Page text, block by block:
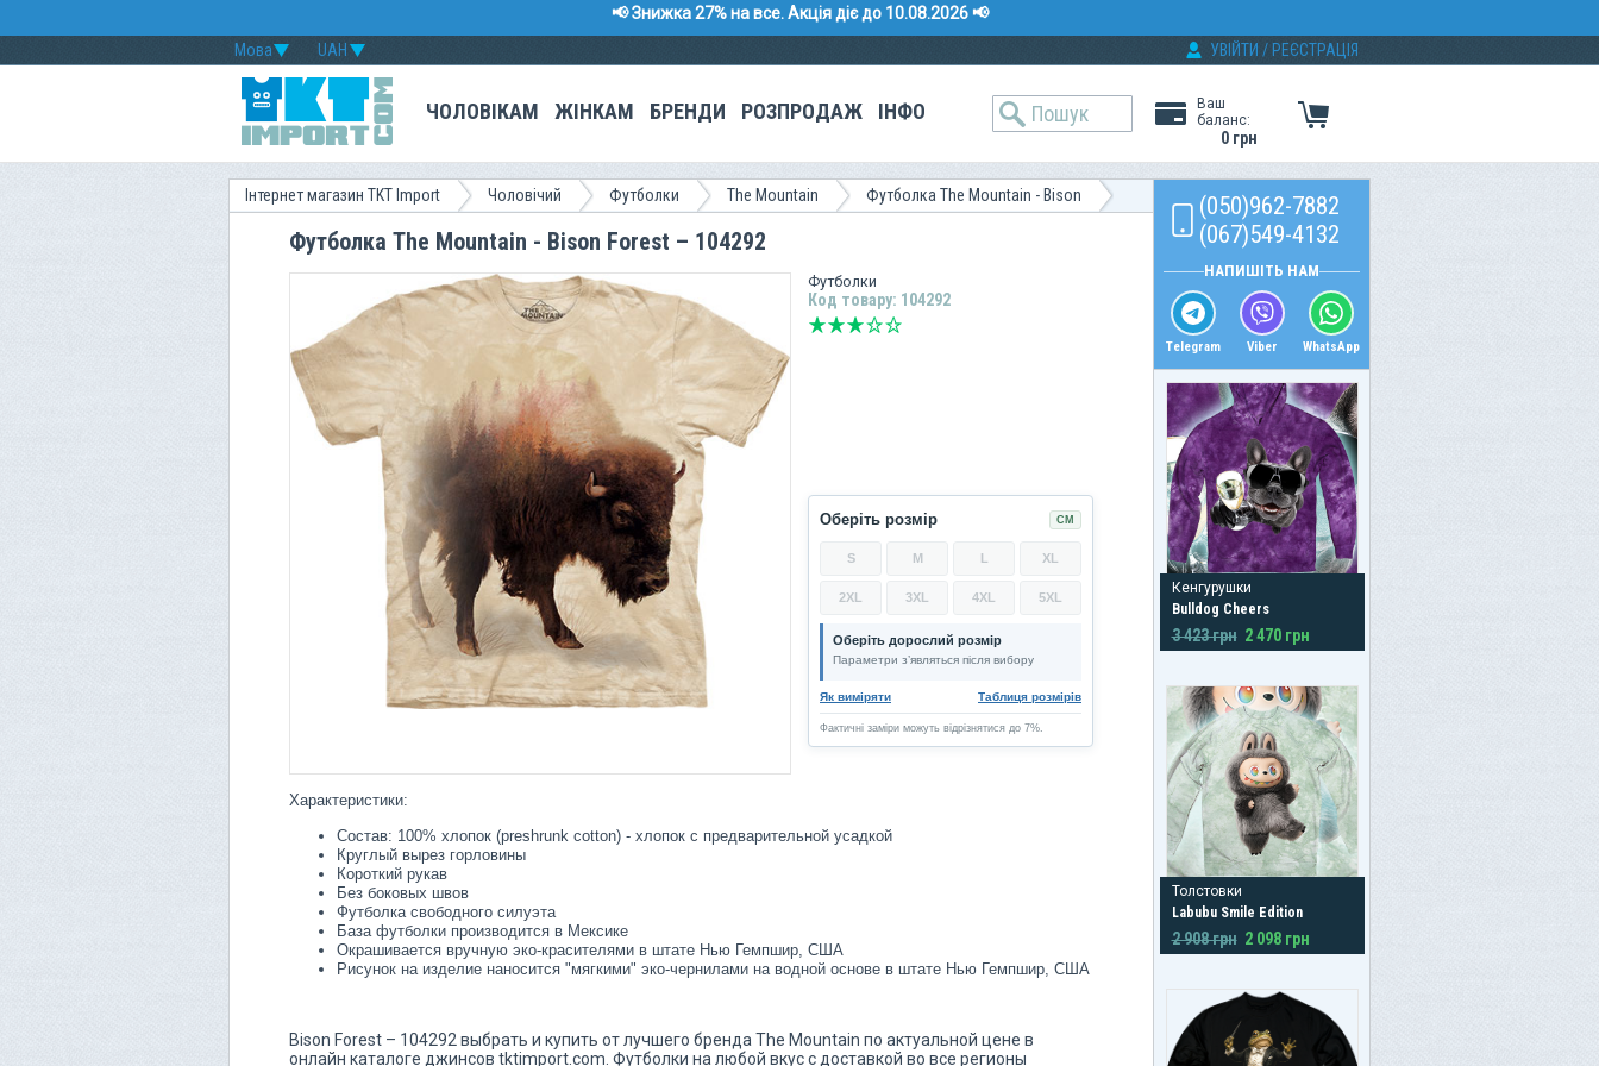
📢 Знижка 27% на все. Акція діє до 10.08.2026 📢
UAH
Мова УВІЙТИ / РЕЄСТРАЦІЯ
Ваш
баланс:
0 грн
ЧОЛОВІКАМ ЖІНКАМ БРЕНДИ РОЗПРОДАЖ ІНФО
Інтернет магазин TKT Import Чоловічий Футболки The Mountain Футболка The Mountain - Bison
Футболка The Mountain - Bison Forest – 104292
Футболки
Код товару: 104292
Оберіть розмір СМ
S M L XL
2XL 3XL 4XL 5XL
Оберіть дорослий розмір
Параметри з’являться після вибору
Як виміряти Таблиця розмірів
Фактичні заміри можуть відрізнятися до 7%.
Характеристики:
Состав: 100% хлопок (preshrunk cotton) - хлопок с предварительной усадкой
Круглый вырез горловины
Короткий рукав
Без боковых швов
Футболка свободного силуэта
База футболки производится в Мексике
Окрашивается вручную эко-красителями в штате Нью Гемпшир, США
Рисунок на изделие наносится "мягкими" эко-чернилами на водной основе в штате Нью Гемпшир, США
Bison Forest – 104292 выбрать и купить от лучшего бренда The Mountain по актуальной цене в
онлайн каталоге джинсов tktimport.com. Футболки на любой вкус с доставкой во все регионы
(050)962-7882
(067)549-4132
НАПИШІТЬ НАМ
Telegram Viber WhatsApp
Кенгурушки
Bulldog Cheers
3 423 грн 2 470 грн
Толстовки
Labubu Smile Edition
2 908 грн 2 098 грн